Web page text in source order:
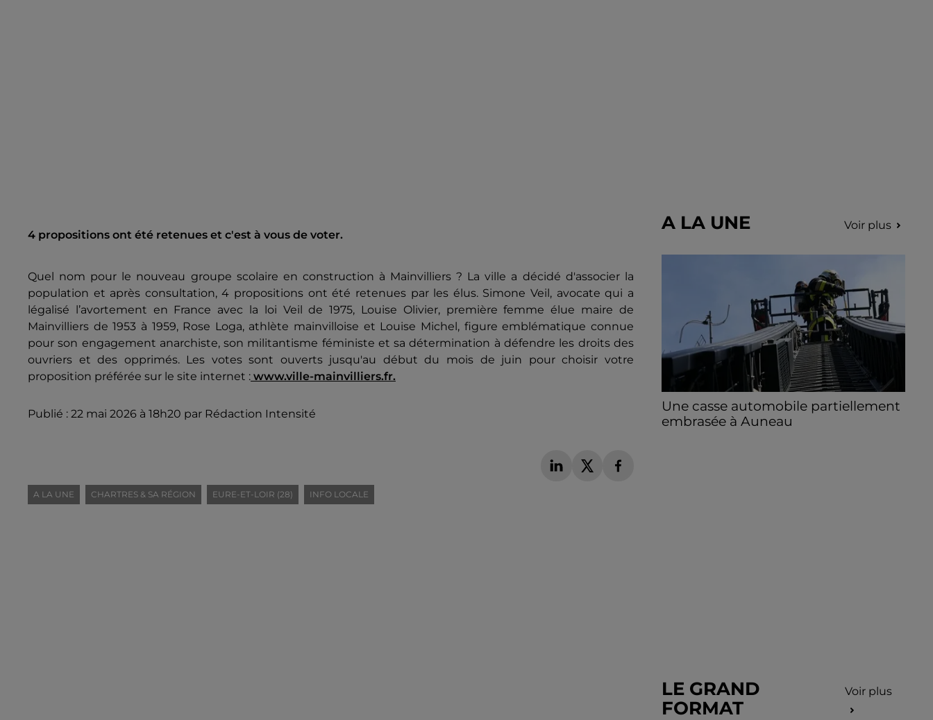
4 propositions ont été retenues et c'est à vous de voter.
Quel nom pour le nouveau groupe scolaire en construction à Mainvilliers ? La ville a décidé d'associer la
population et après consultation, 4 propositions ont été retenues par les élus. Simone Veil, avocate qui a
légalisé l’avortement en France avec la loi Veil de 1975, Louise Olivier, première femme élue maire de
Mainvilliers de 1953 à 1959, Rose Loga, athlète mainvilloise et Louise Michel, figure emblématique connue
pour son engagement anarchiste, son militantisme féministe et sa détermination à défendre les droits des
ouvriers et des opprimés. Les votes sont ouverts jusqu'au début du mois de juin pour choisir votre
proposition préférée sur le site internet : www.ville-mainvilliers.fr.
Publié : 22 mai 2026 à 18h20 par Rédaction Intensité
A LA UNE CHARTRES & SA RÉGION EURE-ET-LOIR (28) INFO LOCALE
A LA UNE Voir plus
Une casse automobile partiellement
embrasée à Auneau
LE GRAND
FORMAT
Voir plus